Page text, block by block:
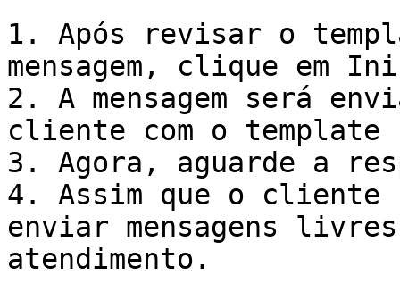
1. Após revisar o
mensagem, clique em
2. A mensagem será
cliente com o template
3. Agora, aguarde a
4. Assim que o cliente
enviar mensagens
atendimento.